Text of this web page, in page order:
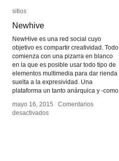
sitios
Newhive
NewHive es una red social cuyo
objetivo es compartir creatividad. Todo
comienza con una pizarra en blanco
en la que es posible usar todo tipo de
elementos multimedia para dar rienda
suelta a la expresividad. Una
plataforma un tanto anárquica y -como
mayo 16, 2015 / Comentarios
desactivadosen
sitios
Newhive
mayo 16, 2015 / Comentarios
desactivadosen